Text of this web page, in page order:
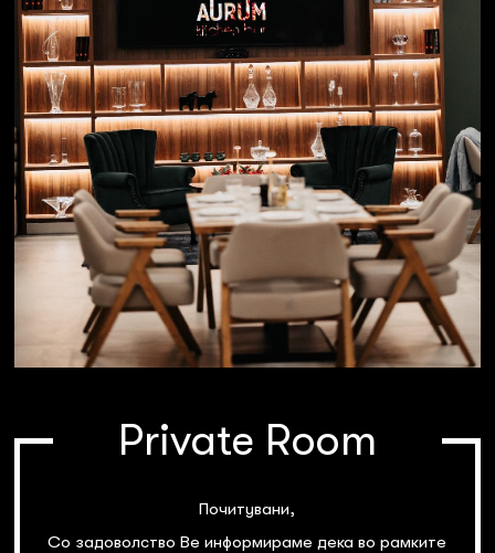
Private Room
Почитувани,
Со задоволство Ве информираме дека во рамките